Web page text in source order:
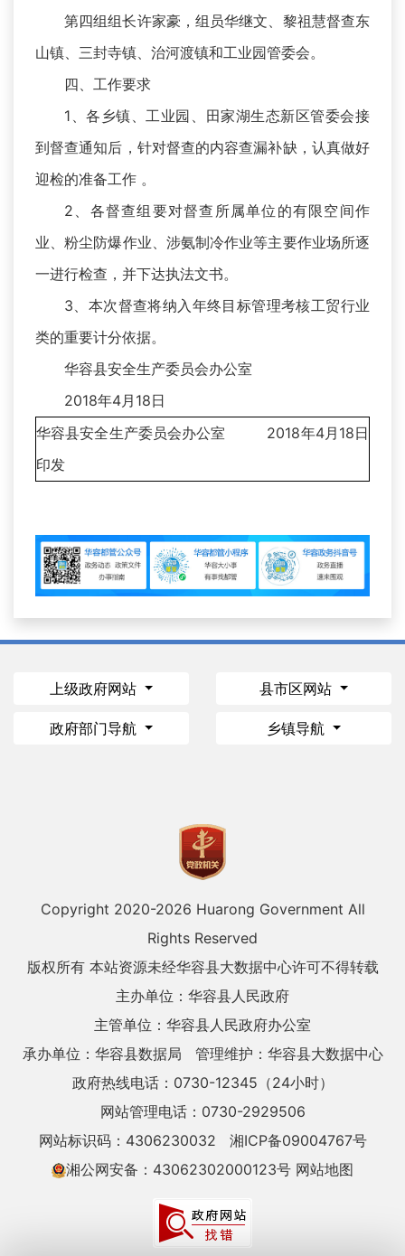
第四组组长许家豪，组员华继文、黎祖慧督查东
山镇、三封寺镇、治河渡镇和工业园管委会。
四、工作要求
1、各乡镇、工业园、田家湖生态新区管委会接
到督查通知后，针对督查的内容查漏补缺，认真做好
迎检的准备工作 。
2、各督查组要对督查所属单位的有限空间作
业、粉尘防爆作业、涉氨制冷作业等主要作业场所逐
一进行检查，并下达执法文书。
3、本次督查将纳入年终目标管理考核工贸行业
类的重要计分依据。
华容县安全生产委员会办公室
2018年4月18日
华容县安全生产委员会办公室 2018年4月18日
印发
上级政府网站 县市区网站
政府部门导航 乡镇导航
Copyright 2020-2026 Huarong Government All
Rights Reserved
版权所有 本站资源未经华容县大数据中心许可不得转载
主办单位：华容县人民政府
主管单位：华容县人民政府办公室
承办单位：华容县数据局
管理维护：华容县大数据中心
政府热线电话：0730-12345（24小时）
网站管理电话：0730-2929506
网站标识码：4306230032
湘ICP备09004767号
湘公网安备：43062302000123号 网站地图